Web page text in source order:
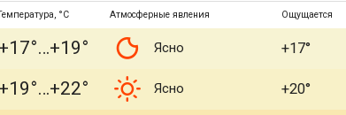
°C Атмосферные явления Ощущается
+17° +19° Ясно +17°
+19° +22° Ясно +20°